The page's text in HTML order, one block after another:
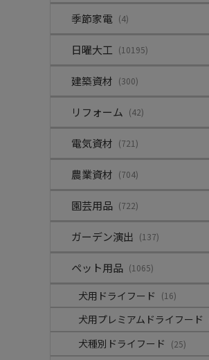
季節家電 (4)
日曜大工 (10195)
建築資材 (300)
リフォーム (42)
電気資材 (721)
農業資材 (704)
園芸用品 (722)
ガーデン演出 (137)
ペット用品 (1065)
犬用ドライフード (16)
犬用プレミアムドライフード
犬種別ドライフード (25)